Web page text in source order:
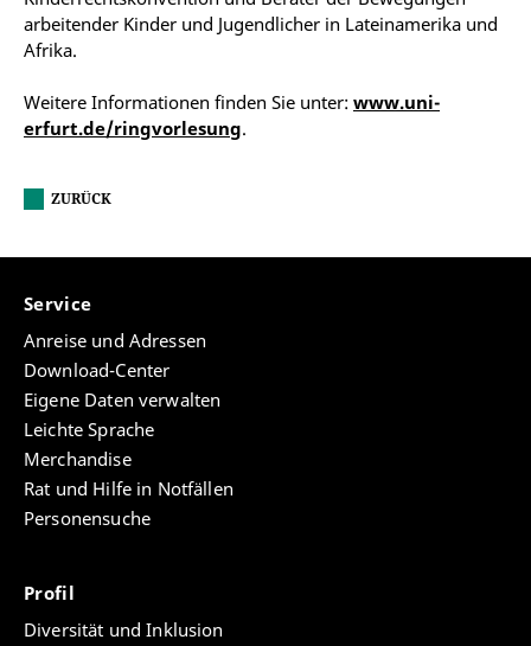
arbeitender Kinder und Jugendlicher in Lateinamerika und
Afrika.
Weitere Informationen finden Sie unter: www.uni-
erfurt.de/ringvorlesung.
ZURÜCK
Service
Anreise und Adressen
Download-Center
Eigene Daten verwalten
Leichte Sprache
Merchandise
Rat und Hilfe in Notfällen
Personensuche
Profil
Diversität und Inklusion